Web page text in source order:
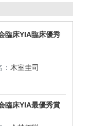
臨床YIA臨床優秀
木室圭司
臨床YIA最優秀賞